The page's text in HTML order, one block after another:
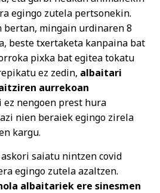
egingo zutela pertsonekin.
mingain urdinaren 8
beste txertaketa kanpaina bat
pixka bat egitea tokatu
ez zedin, albaitari
aurrekoan
ez nengoen prest hura
nien beraiek egingo zirela
kargu.
saiatu nintzen covid
egingo zutela azaltzen.
albaitariek ere sinesmen